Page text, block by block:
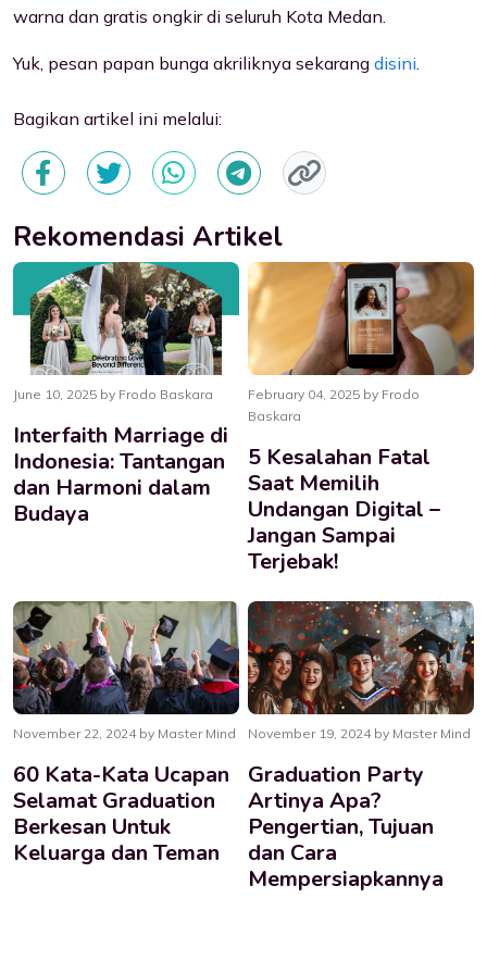
warna dan gratis ongkir di seluruh Kota Medan.
Yuk, pesan papan bunga akriliknya sekarang disini
Bagikan artikel ini melalui:
Rekomendasi Artikel
June 10, 2025 by Frodo Baskara
Interfaith Marriage di
Indonesia: Tantangan
dan Harmoni dalam
Budaya
February 04, 2025 by Frodo
Baskara
5 Kesalahan Fatal
Saat Memilih
Undangan Digital –
Jangan Sampai
Terjebak!
November 22, 2024 by Master Mind
60 Kata-Kata Ucapan
Selamat Graduation
Berkesan Untuk
Keluarga dan Teman
November 19, 2024 by Master Mind
Graduation Party
Artinya Apa?
Pengertian, Tujuan
dan Cara
Mempersiapkannya